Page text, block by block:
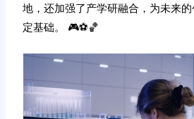
地，还加强了产学研融合，为未来
定基础。 🎮⚽️🏀